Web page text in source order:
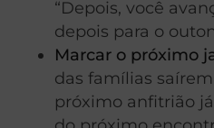
“Depois, você
depois para o
Marcar o próximo
das famílias
próximo anfitrião